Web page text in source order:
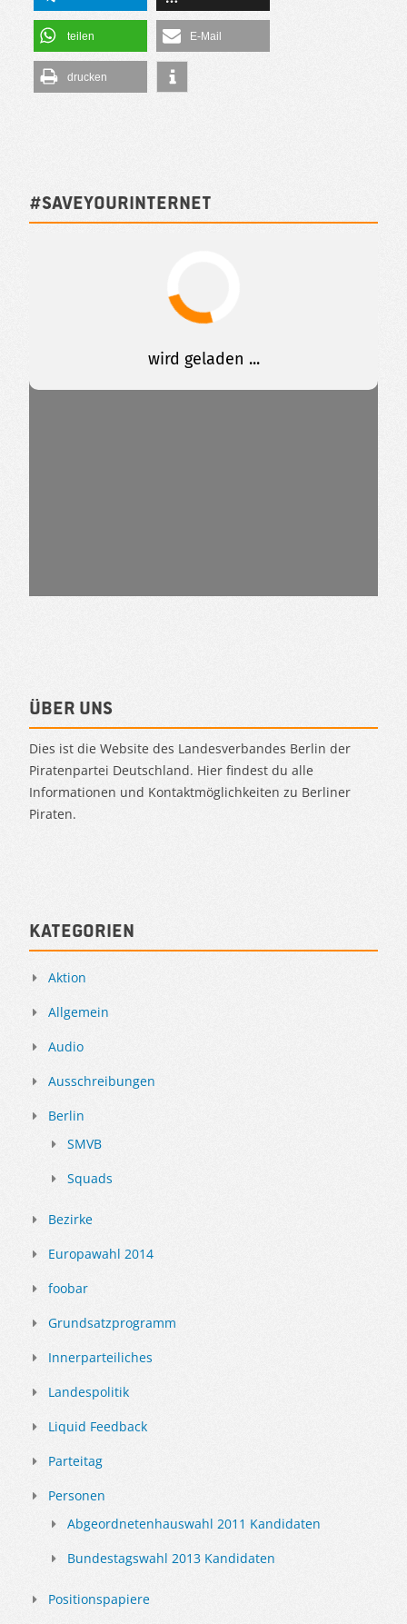
teilen E-Mail
drucken
#SAVEYOURINTERNET
Über uns
Dies ist die Website des Landesverbandes Berlin der
Piratenpartei Deutschland. Hier findest du alle
Informationen und Kontaktmöglichkeiten zu Berliner
Piraten.
Kategorien
Aktion
Allgemein
Audio
Ausschreibungen
Berlin
SMVB
Squads
Bezirke
Europawahl 2014
foobar
Grundsatzprogramm
Innerparteiliches
Landespolitik
Liquid Feedback
Parteitag
Personen
Abgeordnetenhauswahl 2011 Kandidaten
Bundestagswahl 2013 Kandidaten
Positionspapiere